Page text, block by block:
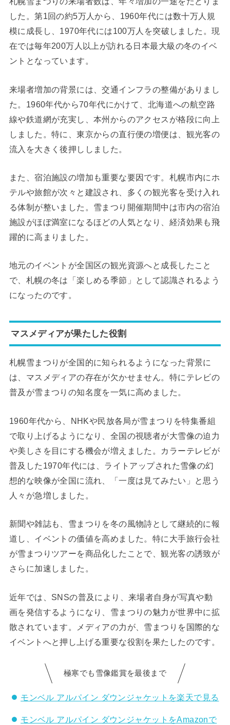
した。第1回の約5万人から、1960年代には数十万人規
模に成長し、1970年代には100万人を突破しました。現
在では毎年200万人以上が訪れる日本最大級の冬のイベ
ントとなっています。
来場者増加の背景には、交通インフラの整備がありまし
た。1960年代から70年代にかけて、北海道への航空路
線や鉄道網が充実し、本州からのアクセスが格段に向上
しました。特に、東京からの直行便の増便は、観光客の
流入を大きく後押ししました。
また、宿泊施設の増加も重要な要因です。札幌市内にホ
テルや旅館が次々と建設され、多くの観光客を受け入れ
る体制が整いました。雪まつり開催期間中は市内の宿泊
施設がほぼ満室になるほどの人気となり、経済効果も飛
躍的に高まりました。
地元のイベントが全国区の観光資源へと成長したこと
で、札幌の冬は「楽しめる季節」として認識されるよう
になったのです。
マスメディアが果たした役割
札幌雪まつりが全国的に知られるようになった背景に
は、マスメディアの存在が欠かせません。特にテレビの
普及が雪まつりの知名度を一気に高めました。
1960年代から、NHKや民放各局が雪まつりを特集番組
で取り上げるようになり、全国の視聴者が大雪像の迫力
や美しさを目にする機会が増えました。カラーテレビが
普及した1970年代には、ライトアップされた雪像の幻
想的な映像が全国に流れ、「一度は見てみたい」と思う
人々が急増しました。
新聞や雑誌も、雪まつりを冬の風物詩として継続的に報
道し、イベントの価値を高めました。特に大手旅行会社
が雪まつりツアーを商品化したことで、観光客の誘致が
さらに加速しました。
近年では、SNSの普及により、来場者自身が写真や動
画を発信するようになり、雪まつりの魅力が世界中に拡
散されています。メディアの力が、雪まつりを国際的な
イベントへと押し上げる重要な役割を果たしたのです。
極寒でも雪像鑑賞を最後まで
モンベル アルパイン ダウンジャケットを楽天で見る
モンベル アルパイン ダウンジャケットをAmazonで